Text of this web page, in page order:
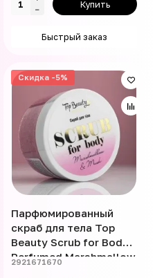
Купить
Быстрый заказ
Скидка -5%
Парфюмированный
скраб для тела Top
Beauty Scrub for Body
Rerfumed Marshmallow
2921671670